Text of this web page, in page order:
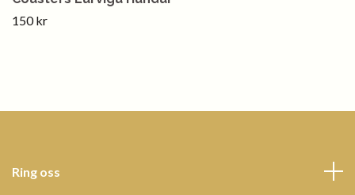
150 kr
Ring oss